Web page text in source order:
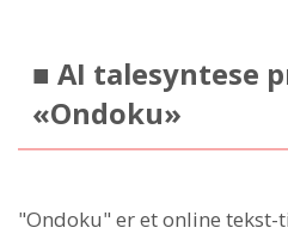
■ AI talesyntese
«Ondoku»
"Ondoku" er et online tekst-